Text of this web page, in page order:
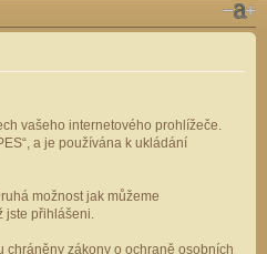
vašeho internetového prohlížeče.
a je používána k ukládání
možnost jak můžeme
jste přihlášeni.
chráněny zákony o ochraně osobních